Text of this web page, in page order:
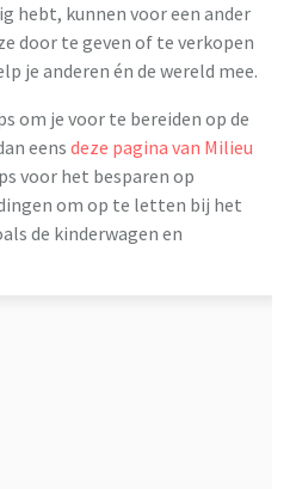
hebt, kunnen voor een ander
door te geven of te verkopen
je anderen én de wereld mee.
om je voor te bereiden op de
eens deze pagina van Milieu
voor het besparen op
om op te letten bij het
de kinderwagen en